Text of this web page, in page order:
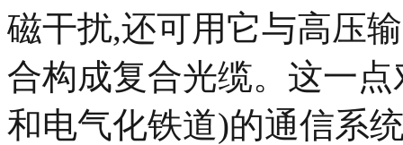
磁干扰,还可用它与高压
合构成复合光缆。这一
和电气化铁道)的通信系